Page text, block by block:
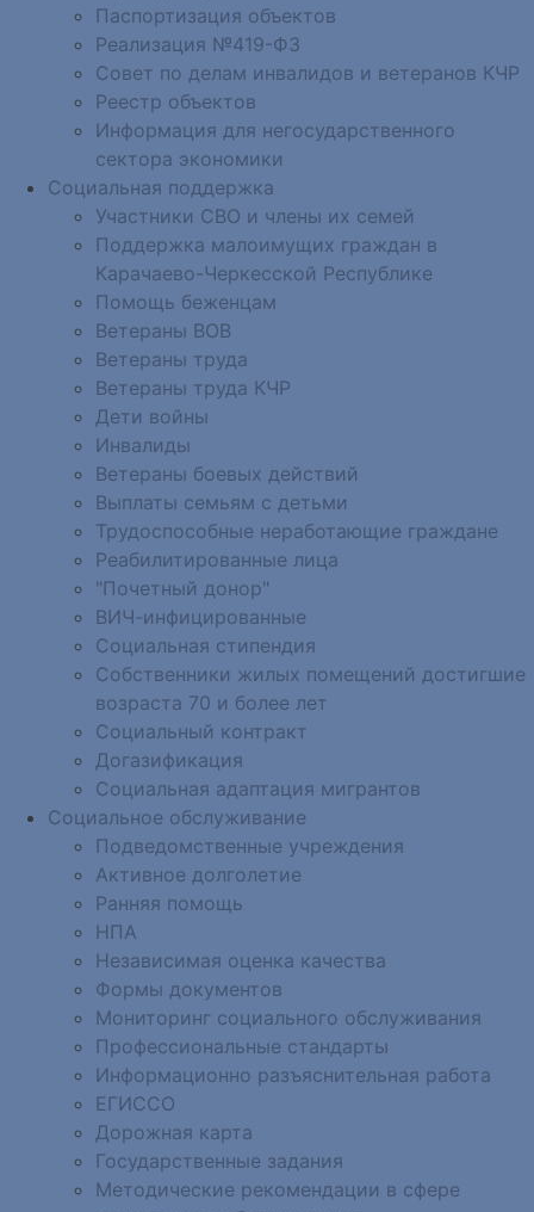
Паспортизация объектов
Реализация №419-ФЗ
Совет по делам инвалидов и ветеранов КЧР
Реестр объектов
Информация для негосударственного
сектора экономики
Социальная поддержка
Участники СВО и члены их семей
Поддержка малоимущих граждан в
Карачаево-Черкесской Республике
Помощь беженцам
Ветераны ВОВ
Ветераны труда
Ветераны труда КЧР
Дети войны
Инвалиды
Ветераны боевых действий
Выплаты семьям с детьми
Трудоспособные неработающие граждане
Реабилитированные лица
"Почетный донор"
ВИЧ-инфицированные
Социальная стипендия
Собственники жилых помещений достигшие
возраста 70 и более лет
Социальный контракт
Догазификация
Социальная адаптация мигрантов
Социальное обслуживание
Подведомственные учреждения
Активное долголетие
Ранняя помощь
НПА
Независимая оценка качества
Формы документов
Мониторинг социального обслуживания
Профессиональные стандарты
Информационно разъяснительная работа
ЕГИССО
Дорожная карта
Государственные задания
Методические рекомендации в сфере